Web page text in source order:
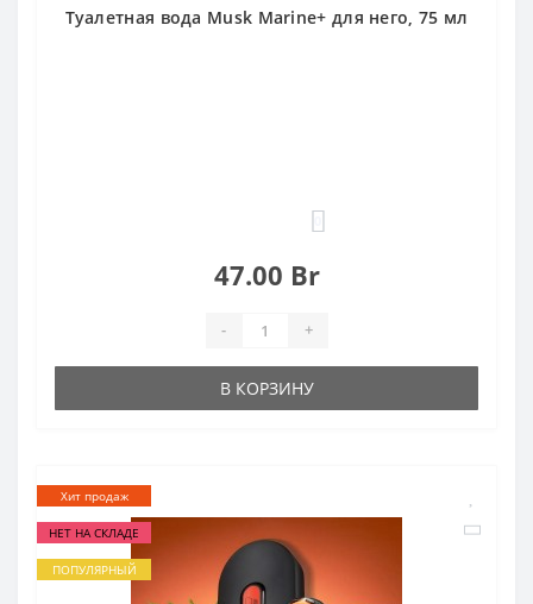
Туалетная вода Musk Marine+ для него, 75 мл
47.00 Br
- +
В КОРЗИНУ
Хит продаж
НЕТ НА СКЛАДЕ
ПОПУЛЯРНЫЙ